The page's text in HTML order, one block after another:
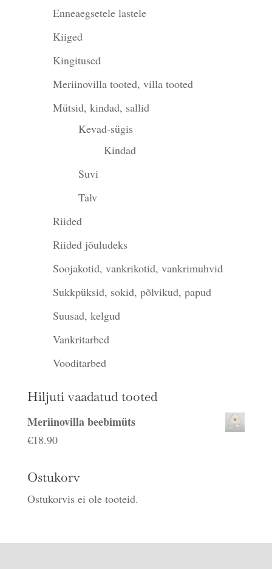
Enneaegsetele lastele
Kiiged
Kingitused
Meriinovilla tooted, villa tooted
Mütsid, kindad, sallid
Kevad-sügis
Kindad
Suvi
Talv
Riided
Riided jõuludeks
Soojakotid, vankrikotid, vankrimuhvid
Sukkpüksid, sokid, põlvikud, papud
Suusad, kelgud
Vankritarbed
Vooditarbed
Hiljuti vaadatud tooted
Meriinovilla beebimüts
€18.90
Ostukorv
Ostukorvis ei ole tooteid.